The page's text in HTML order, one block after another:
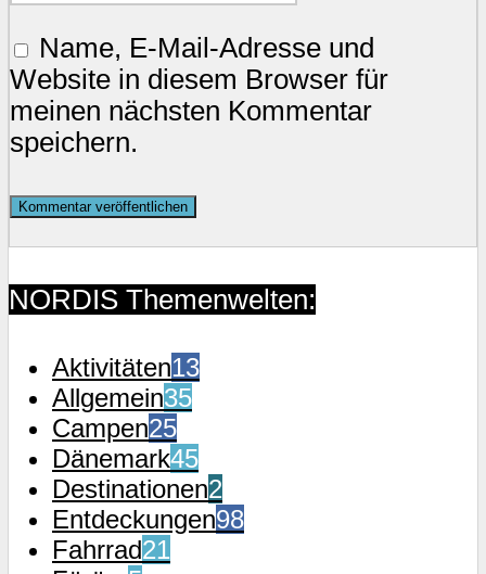
Name, E-Mail-Adresse und
Website in diesem Browser für
meinen nächsten Kommentar
speichern.
NORDIS Themenwelten:
Aktivitäten13
Allgemein35
Campen25
Dänemark45
Destinationen2
Entdeckungen98
Fahrrad21